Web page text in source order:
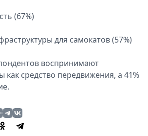
(67%)
для самокатов (57%)
воспринимают
как средство передвижения, а 41%